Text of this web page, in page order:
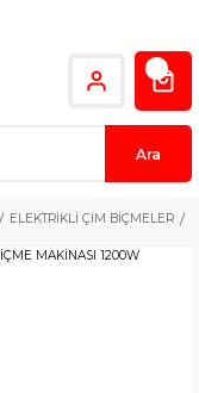
Ara
ELEKTRİKLİ ÇİM BİÇMELER